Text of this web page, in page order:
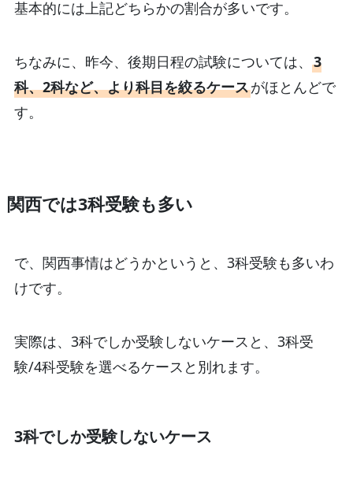
基本的には上記どちらかの割合が多いです。
ちなみに、昨今、後期日程の試験については、 3
科、2科など、より科目を絞るケースがほとんどで
す。
関西では3科受験も多い
で、関西事情はどうかというと、3科受験も多いわ
けです。
実際は、3科でしか受験しないケースと、3科受
験/4科受験を選べるケースと別れます。
3科でしか受験しないケース